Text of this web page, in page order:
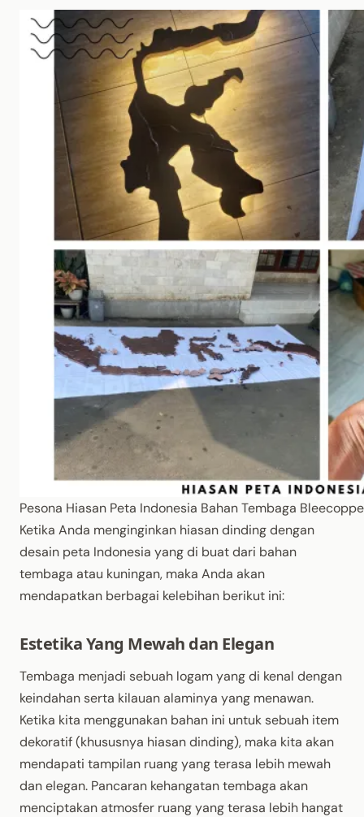
Pesona Hiasan Peta Indonesia Bahan Tembaga
Ketika Anda menginginkan hiasan dinding dengan
desain peta Indonesia yang di buat dari bahan
tembaga atau kuningan, maka Anda akan
mendapatkan berbagai kelebihan berikut ini:
Estetika Yang Mewah dan Elegan
Tembaga menjadi sebuah logam yang di kenal dengan
keindahan serta kilauan alaminya yang menawan.
Ketika kita menggunakan bahan ini untuk sebuah item
dekoratif (khususnya hiasan dinding), maka kita akan
mendapati tampilan ruang yang terasa lebih mewah
dan elegan. Pancaran kehangatan tembaga akan
menciptakan atmosfer ruang yang terasa lebih hangat